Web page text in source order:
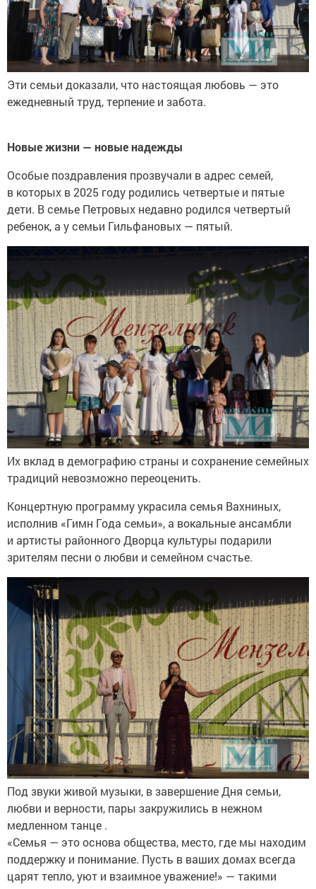
Эти семьи доказали, что настоящая любовь — это
ежедневный труд, терпение и забота.
Новые жизни — новые надежды
Особые поздравления прозвучали в адрес семей,
в которых в 2025 году родились четвертые и пятые
дети. В семье Петровых недавно родился четвертый
ребенок, а у семьи Гильфановых — пятый.
Их вклад в демографию страны и сохранение семейных
традиций невозможно переоценить.
Концертную программу украсила семья Вахниных,
исполнив «Гимн Года семьи», а вокальные ансамбли
и артисты районного Дворца культуры подарили
зрителям песни о любви и семейном счастье.
Под звуки живой музыки, в завершение Дня семьи,
любви и верности, пары закружились в нежном
медленном танце .
«Семья — это основа общества, место, где мы находим
поддержку и понимание. Пусть в ваших домах всегда
царят тепло, уют и взаимное уважение!» — такими